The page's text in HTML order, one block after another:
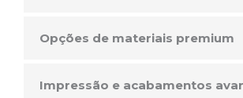
Opções de materiais premium
Impressão e acabamentos